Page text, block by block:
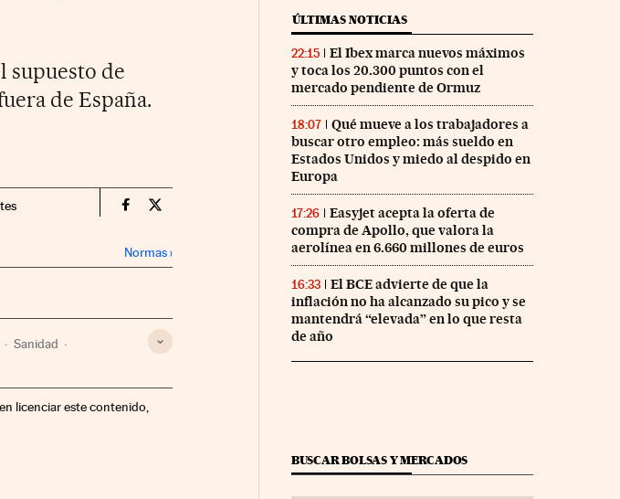
supuesto de
de España.
Economia Cinco Días en Facebook
Economia Cinco Días en Twitter
Normas›
Sanidad
licenciar este contenido,
ÚLTIMAS NOTICIAS
22:15
El Ibex marca nuevos máximos
y toca los 20.300 puntos con el
mercado pendiente de Ormuz
18:07
Qué mueve a los trabajadores a
buscar otro empleo: más sueldo en
Estados Unidos y miedo al despido en
Europa
17:26
Easyjet acepta la oferta de
compra de Apollo, que valora la
aerolínea en 6.660 millones de euros
16:33
El BCE advierte de que la
inflación no ha alcanzado su pico y se
mantendrá “elevada” en lo que resta
de año
BUSCAR BOLSAS Y MERCADOS